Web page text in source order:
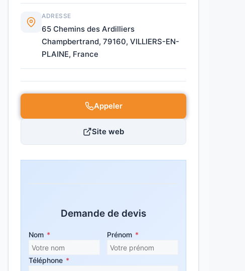
ADRESSE
65 Chemins des Ardilliers
Champbertrand, 79160, VILLIERS-EN-
PLAINE, France
Appeler
Site web
Demande de devis
Nom * Prénom *
Téléphone *